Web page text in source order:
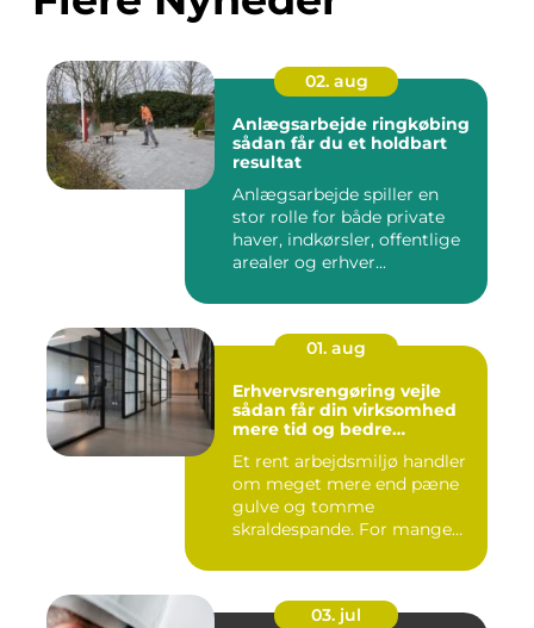
02. aug
Anlægsarbejde ringkøbing
sådan får du et holdbart
resultat
Anlægsarbejde spiller en
stor rolle for både private
haver, indkørsler, offentlige
arealer og erhver...
01. aug
Erhvervsrengøring vejle
sådan får din virksomhed
mere tid og bedre
Et rent arbejdsmiljø handler
om meget mere end pæne
gulve og tomme
skraldespande. For mange
03. jul